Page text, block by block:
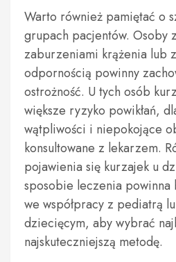
Warto również pamiętać o
grupach pacjentów. Osoby
zaburzeniami krążenia lub
odpornością powinny
ostrożność. U tych osób
większe ryzyko powikłań,
wątpliwości i niepokojące
konsultowane z lekarzem.
pojawienia się kurzajek u
sposobie leczenia powinna
we współpracy z pediatrą
dziecięcym, aby wybrać
najskuteczniejszą metodę.